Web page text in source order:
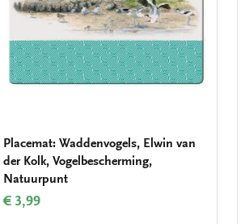
Placemat: Waddenvogels, Elwin van
der Kolk, Vogelbescherming,
Natuurpunt
€ 3,99